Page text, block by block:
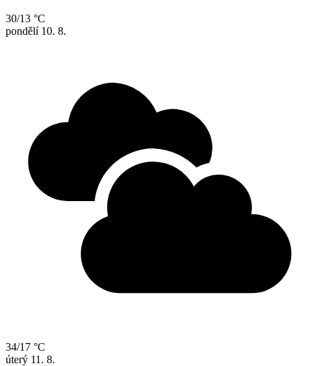
30/13 °C
pondělí 10. 8.
34/17 °C
úterý 11. 8.